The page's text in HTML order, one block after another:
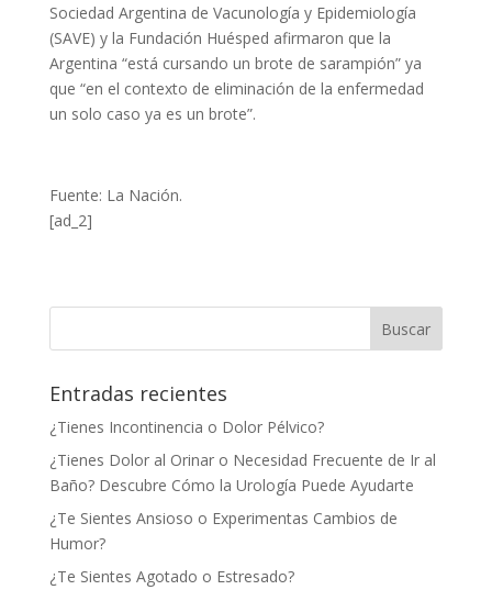
Sociedad Argentina de Vacunología y Epidemiología
(SAVE) y la Fundación Huésped afirmaron que la
Argentina “está cursando un brote de sarampión” ya
que “en el contexto de eliminación de la enfermedad
un solo caso ya es un brote”.
Fuente: La Nación.
[ad_2]
Entradas recientes
¿Tienes Incontinencia o Dolor Pélvico?
¿Tienes Dolor al Orinar o Necesidad Frecuente de Ir al
Baño? Descubre Cómo la Urología Puede Ayudarte
¿Te Sientes Ansioso o Experimentas Cambios de
Humor?
¿Te Sientes Agotado o Estresado?